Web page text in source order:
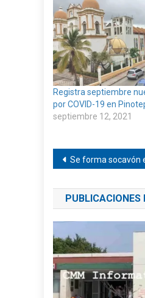
Registra septiembre
por COVID-19 en
septiembre 12, 2021
de
entradas
Se forma socavón en la carretera 125
PUBLICACIONES